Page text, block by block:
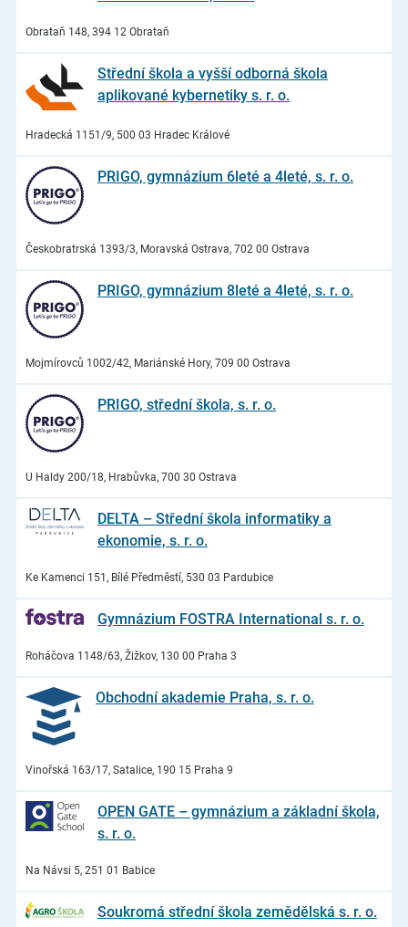
Obrataň 148, 394 12 Obrataň
Střední škola a vyšší odborná škola
aplikované kybernetiky s. r. o.
Hradecká 1151/9, 500 03 Hradec Králové
PRIGO, gymnázium 6leté a 4leté, s. r. o.
Českobratrská 1393/3, Moravská Ostrava, 702 00 Ostrava
PRIGO, gymnázium 8leté a 4leté, s. r. o.
Mojmírovců 1002/42, Mariánské Hory, 709 00 Ostrava
PRIGO, střední škola, s. r. o.
U Haldy 200/18, Hrabůvka, 700 30 Ostrava
DELTA – Střední škola informatiky a
ekonomie, s. r. o.
Ke Kamenci 151, Bílé Předměstí, 530 03 Pardubice
Gymnázium FOSTRA International s. r. o.
Roháčova 1148/63, Žižkov, 130 00 Praha 3
Obchodní akademie Praha, s. r. o.
Vinořská 163/17, Satalice, 190 15 Praha 9
OPEN GATE – gymnázium a základní škola,
s. r. o.
Na Návsi 5, 251 01 Babice
Soukromá střední škola zemědělská s. r. o.